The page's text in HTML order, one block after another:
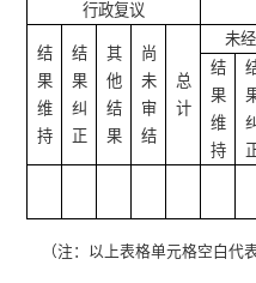
行政复议
结
果
维
持
结
果
纠
正
其
他
结
果
尚
未
审
结
总
计
未
结
果
维
持
（注：以上表格单元格空白代表